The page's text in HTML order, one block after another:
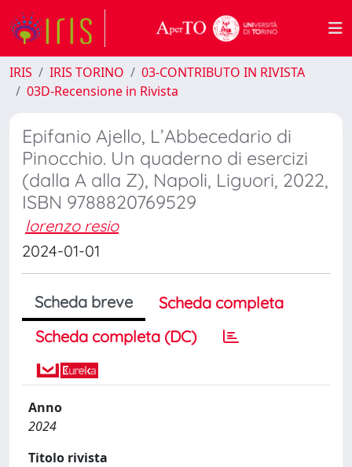
IRIS IRIS TORINO
03-CONTRIBUTO IN RIVISTA
03D-Recensione in Rivista
Epifanio Ajello, L’Abbecedario di
Pinocchio. Un quaderno di esercizi
(dalla A alla Z), Napoli, Liguori, 2022,
ISBN 9788820769529
lorenzo resio
2024-01-01
Scheda breve
Scheda completa
Scheda completa (DC)
Anno
2024
Titolo rivista